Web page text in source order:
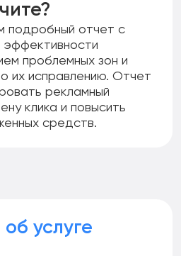
подробный отчет с
проблемных зон и
их исправлению. Отчет
рекламный
клика и повысить
средств.
услуге